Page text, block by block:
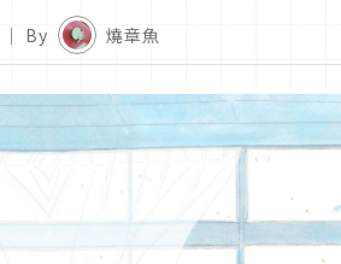
｜ By 燒章魚